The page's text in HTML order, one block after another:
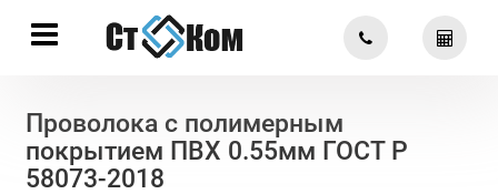
Проволока с полимерным
покрытием ПВХ 0.55мм ГОСТ Р
58073-2018